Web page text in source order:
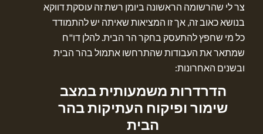
צר לי שהרשומה הראשונה ביומן רשת זה עוסקת דווקא
בנושא כאוב זה, אך זו המציאות שאיתה יש להתמודד
כל מי שחפץ להתעסק בחקר הר הבית. להלן דו"ח
שמתאר את העבודות שהתרחשו אתמול בהר הבית
ובשנים האחרונות:
הדרדרות משמעותית במצב
שימור ופיקוח העתיקות בהר
הבית